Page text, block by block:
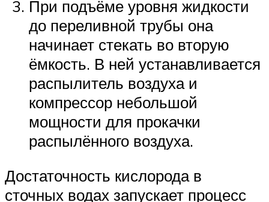
При подъёме уровня жидкости
до переливной трубы она
начинает стекать во вторую
ёмкость. В ней устанавливается
распылитель воздуха и
компрессор небольшой
мощности для прокачки
распылённого воздуха.
Достаточность кислорода в
сточных водах запускает процесс